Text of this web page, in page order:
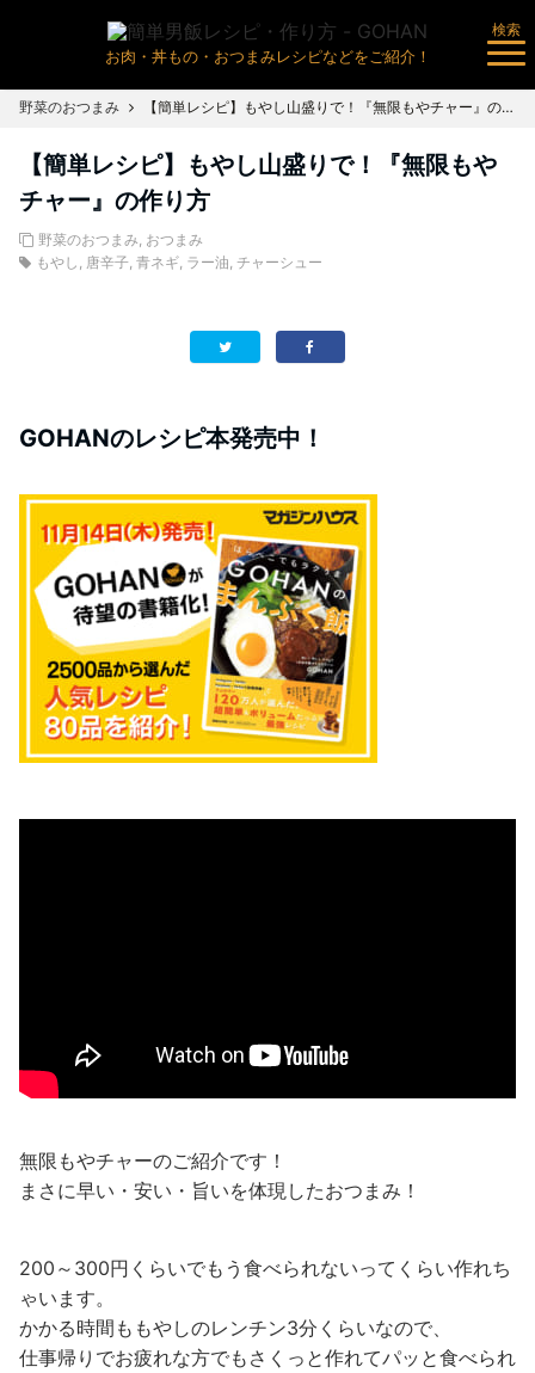
お肉・丼もの・おつまみレシピなどをご紹介！
検索
野菜のおつまみ 【簡単レシピ】もやし山盛りで！『無限もやチャー』の作り方
【簡単レシピ】もやし山盛りで！『無限もや
チャー』の作り方
野菜のおつまみ, おつまみ
もやし , 唐辛子, 青ネギ, ラー油, チャーシュー
GOHANのレシピ本発売中！
無限もやチャーのご紹介です！
まさに早い・安い・旨いを体現したおつまみ！
200～300円くらいでもう食べられないってくらい作れち
ゃいます。
かかる時間ももやしのレンチン3分くらいなので、
仕事帰りでお疲れな方でもさくっと作れてパッと食べられ